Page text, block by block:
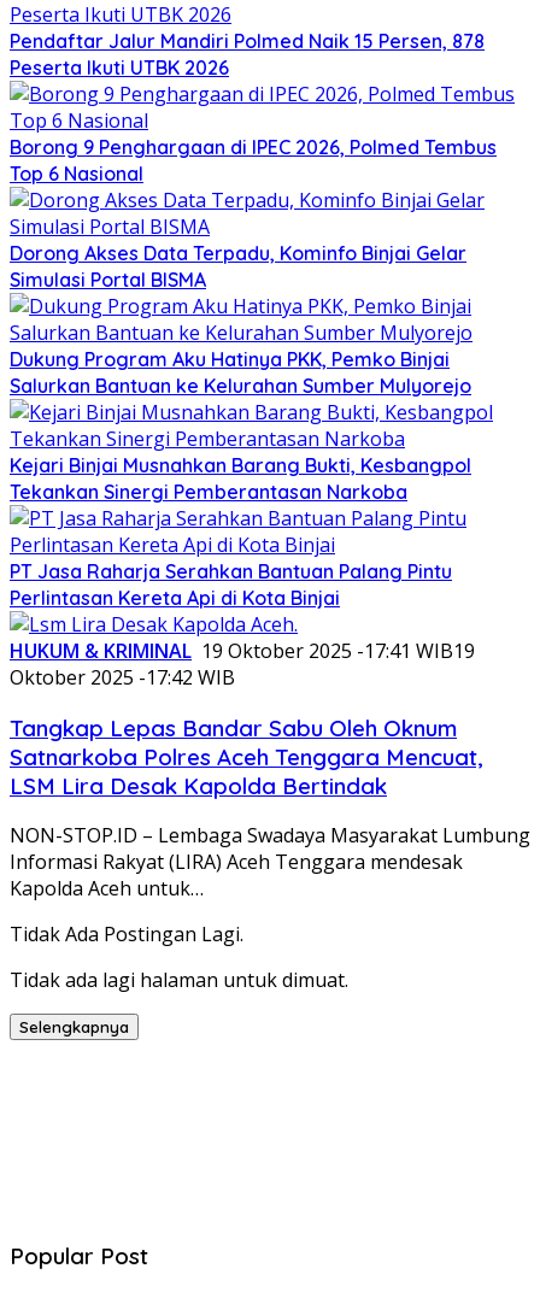
Pendaftar Jalur Mandiri Polmed Naik 15 Persen, 878
Peserta Ikuti UTBK 2026
Borong 9 Penghargaan di IPEC 2026, Polmed Tembus
Top 6 Nasional
Dorong Akses Data Terpadu, Kominfo Binjai Gelar
Simulasi Portal BISMA
Dukung Program Aku Hatinya PKK, Pemko Binjai
Salurkan Bantuan ke Kelurahan Sumber Mulyorejo
Kejari Binjai Musnahkan Barang Bukti, Kesbangpol
Tekankan Sinergi Pemberantasan Narkoba
PT Jasa Raharja Serahkan Bantuan Palang Pintu
Perlintasan Kereta Api di Kota Binjai
HUKUM & KRIMINAL 19 Oktober 2025 -17:41 WIB19
Oktober 2025 -17:42 WIB
Tangkap Lepas Bandar Sabu Oleh Oknum
Satnarkoba Polres Aceh Tenggara Mencuat,
LSM Lira Desak Kapolda Bertindak
NON-STOP.ID – Lembaga Swadaya Masyarakat Lumbung
Informasi Rakyat (LIRA) Aceh Tenggara mendesak
Kapolda Aceh untuk…
Tidak Ada Postingan Lagi.
Tidak ada lagi halaman untuk dimuat.
Selengkapnya
Popular Post